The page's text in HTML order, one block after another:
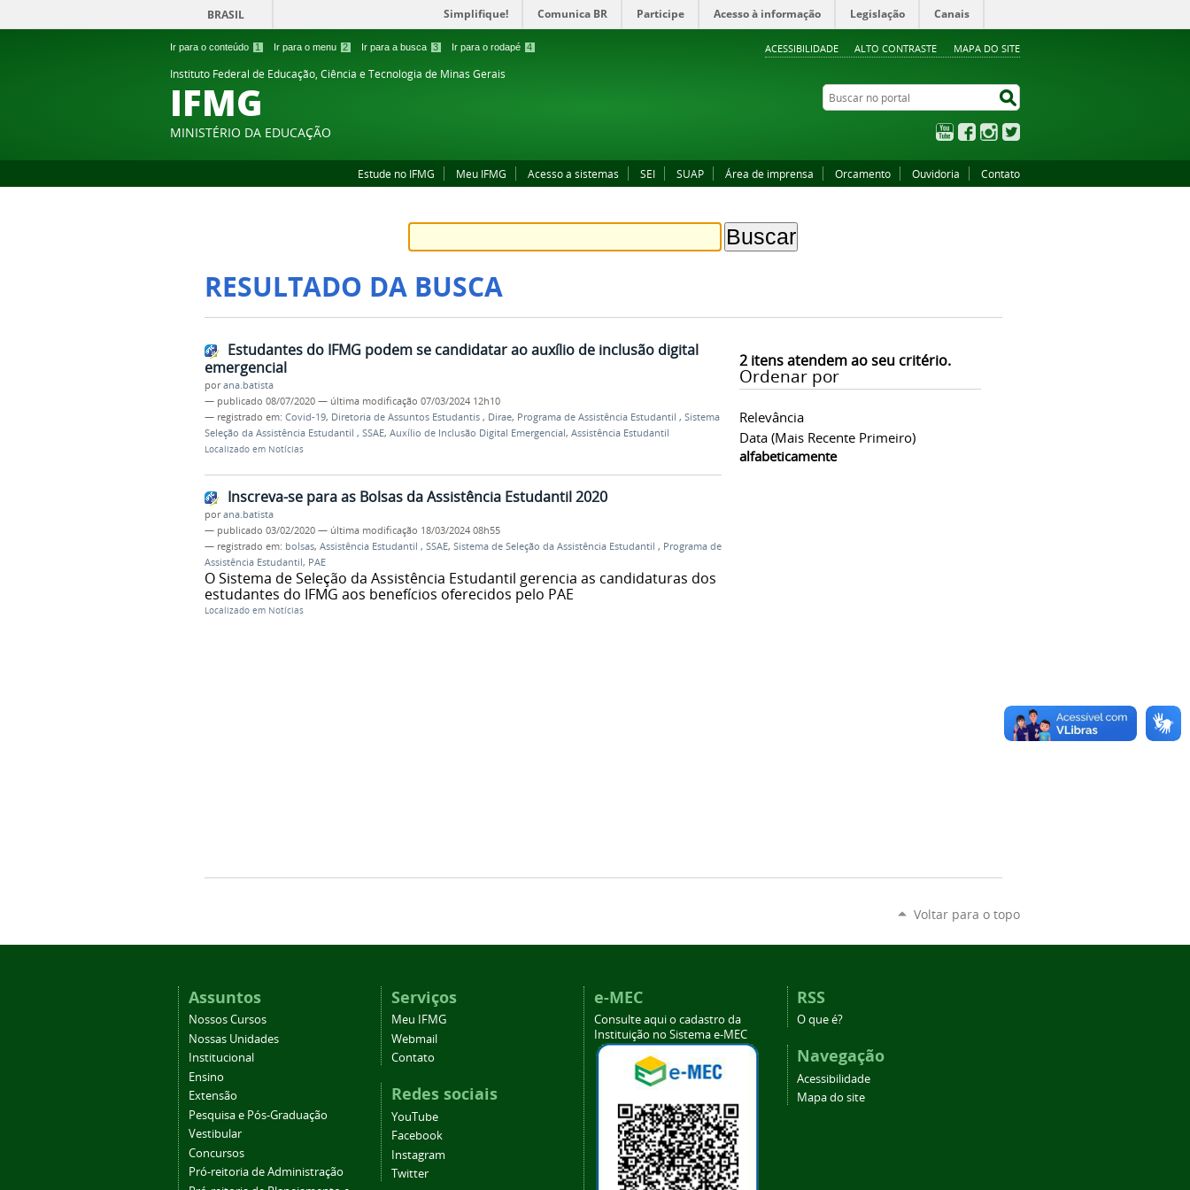
Ir para o conteúdo 1 Ir para o menu 2 Ir para a busca 3 Ir para o rodapé 4 ACESSIBILIDADE ALTO CONTRASTE MAPA DO SITE
BRASIL Simplifique! Comunica BR Participe Acesso à informação Legislação Canais
Instituto Federal de Educação, Ciência e Tecnologia de Minas Gerais
IFMG
MINISTÉRIO DA EDUCAÇÃO
Buscar no portal
YouTubeFacebookInstagram
Estude no IFMG Meu IFMG Acesso a sistemas SEI SUAP Área de imprensa Orcamento Ouvidoria Contato
RESULTADO DA BUSCA
2itens atendem ao seu critério.
Ordenar por
Relevância
Data (mais Recente Primeiro)
alfabeticamente
Estudantes do IFMG podem se candidatar ao auxílio de inclusão digital
emergencial
porana.batista
— publicado 08/07/2020 — última modificação 07/03/2024 12h10
— registrado em: Covid-19, Diretoria de Assuntos Estudantis , Dirae, Programa de Assistência Estudantil , Sistema de
Seleção da Assistência Estudantil , SSAE, Auxílio de Inclusão Digital Emergencial, Assistência Estudantil
Localizado em Notícias
Inscreva-se para as Bolsas da Assistência Estudantil 2020
porana.batista
— publicado 03/02/2020 — última modificação 18/03/2024 08h55
— registrado em: bolsas, Assistência Estudantil , SSAE, Sistema de Seleção da Assistência Estudantil , Programa de
Assistência Estudantil, PAE
O Sistema de Seleção da Assistência Estudantil gerencia as candidaturas dos
estudantes do IFMG aos benefícios oferecidos pelo PAE
Localizado em Notícias
Voltar para o topo
Assuntos
Nossos Cursos
Nossas Unidades
Institucional
Ensino
Extensão
Pesquisa e Pós-Graduação
Vestibular
Concursos
Pró-reitoria de Administração
Serviços
Meu IFMG
Webmail
Contato
Redes sociais
YouTube
Facebook
Instagram
Twitter
e-MEC
Consulte aqui o cadastro da
Instituição no Sistema e-MEC
RSS
O que é?
Navegação
Acessibilidade
Mapa do site